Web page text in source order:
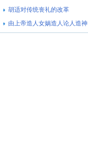
胡适对传统丧礼的改革
由上帝造人女娲造人论人造神